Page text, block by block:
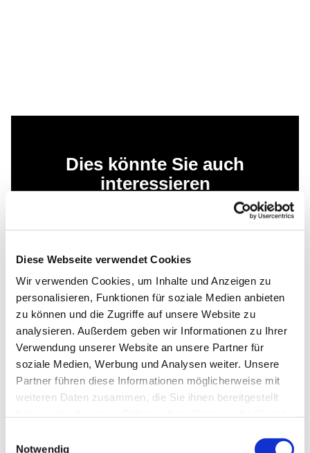
Diese Webseite verwendet Cookies
Wir verwenden Cookies, um Inhalte und Anzeigen zu
personalisieren, Funktionen für soziale Medien anbieten
zu können und die Zugriffe auf unsere Website zu
analysieren. Außerdem geben wir Informationen zu Ihrer
Verwendung unserer Website an unsere Partner für
soziale Medien, Werbung und Analysen weiter. Unsere
Partner führen diese Informationen möglicherweise mit
weiteren Daten zusammen, die Sie ihnen bereitgestellt
Notwendig
Dies könnte Sie auch
interessieren